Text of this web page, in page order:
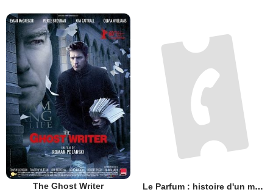
The Ghost Writer Le Parfum : histoire d'un meurtrier